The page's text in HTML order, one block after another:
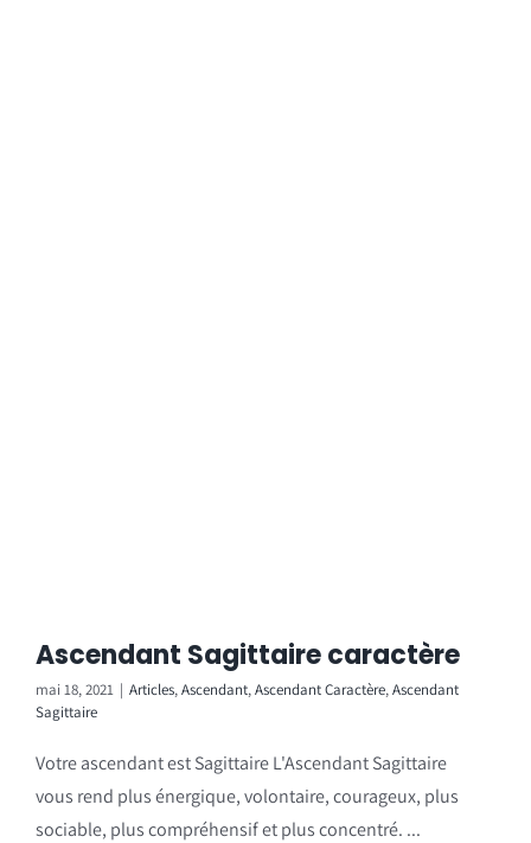
Ascendant Sagittaire caractère
mai 18, 2021 | Articles,Ascendant,Ascendant Caractère,Ascendant
Sagittaire
Votre ascendant est Sagittaire L'Ascendant Sagittaire
vous rend plus énergique, volontaire, courageux, plus
sociable, plus compréhensif et plus concentré. ...